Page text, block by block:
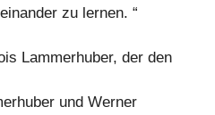
zu lernen. “
Lammerhuber, der den
und Werner